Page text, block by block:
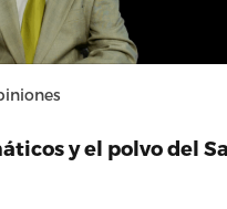
y el polvo del